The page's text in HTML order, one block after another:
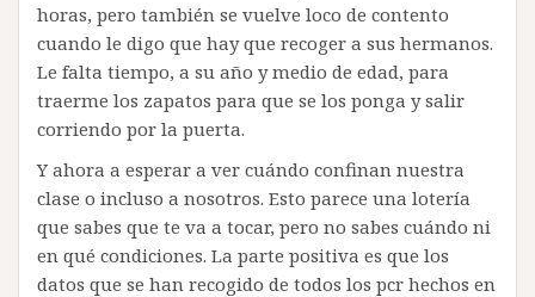
horas, pero también se vuelve loco de contento
cuando le digo que hay que recoger a sus hermanos.
Le falta tiempo, a su año y medio de edad, para
traerme los zapatos para que se los ponga y salir
corriendo por la puerta.
Y ahora a esperar a ver cuándo confinan nuestra
clase o incluso a nosotros. Esto parece una lotería
que sabes que te va a tocar, pero no sabes cuándo ni
en qué condiciones. La parte positiva es que los
datos que se han recogido de todos los pcr hechos en